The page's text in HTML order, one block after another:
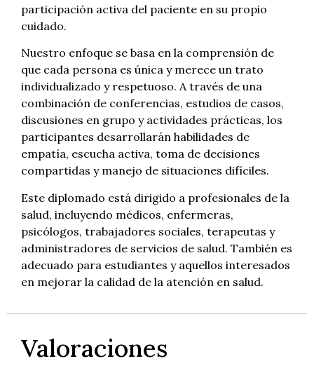
participación activa del paciente en su propio
cuidado.
Nuestro enfoque se basa en la comprensión de
que cada persona es única y merece un trato
individualizado y respetuoso. A través de una
combinación de conferencias, estudios de casos,
discusiones en grupo y actividades prácticas, los
participantes desarrollarán habilidades de
empatía, escucha activa, toma de decisiones
compartidas y manejo de situaciones difíciles.
Este diplomado está dirigido a profesionales de la
salud, incluyendo médicos, enfermeras,
psicólogos, trabajadores sociales, terapeutas y
administradores de servicios de salud. También es
adecuado para estudiantes y aquellos interesados
en mejorar la calidad de la atención en salud.
Valoraciones